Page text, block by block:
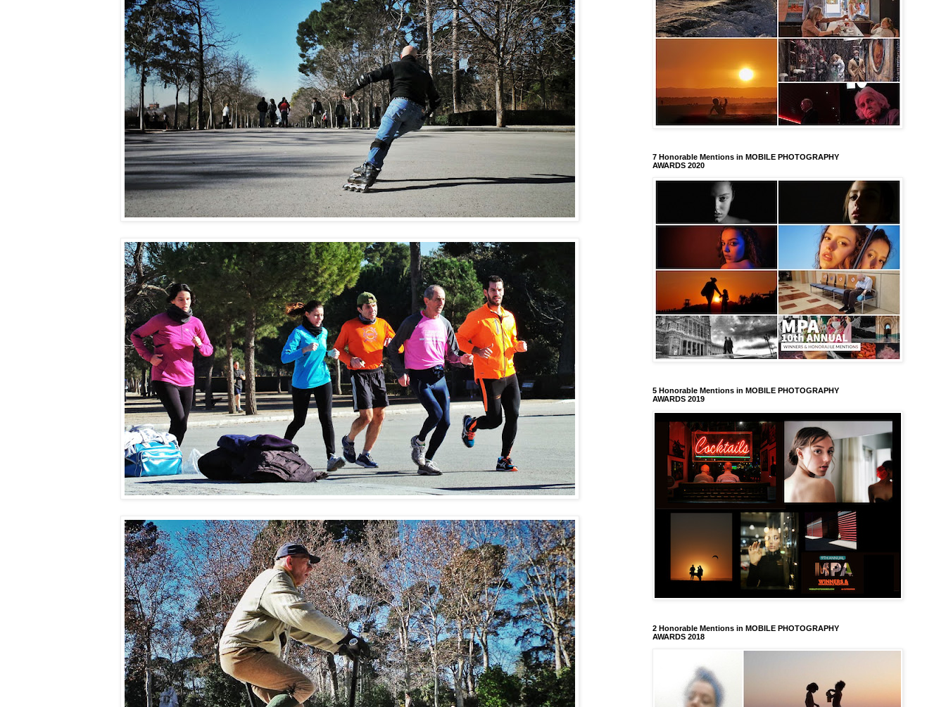
7 Honorable Mentions in MOBILE PHOTOGRAPHY
AWARDS 2020
5 Honorable Mentions in MOBILE PHOTOGRAPHY
AWARDS 2019
2 Honorable Mentions in MOBILE PHOTOGRAPHY
AWARDS 2018